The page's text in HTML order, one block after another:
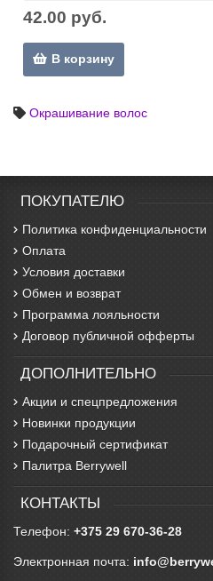
42.00 руб.
В корзину
Окрашивание волос
ПОКУПАТЕЛЮ
Политика конфиденциальности
Оплата
Условия доставки
Обмен и возврат
Программа лояльности
Договор публичной офферты
ДОПОЛНИТЕЛЬНО
Акции и спецпредложения
Новинки продукции
Подарочный сертификат
Палитра Berrywell
КОНТАКТЫ
Телефон: +375 29 670-36-28
Электронная почта: